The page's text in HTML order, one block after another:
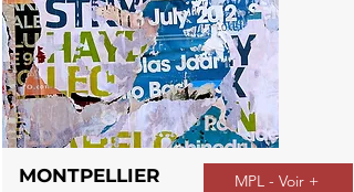
MONTPELLIER MPL - Voir +